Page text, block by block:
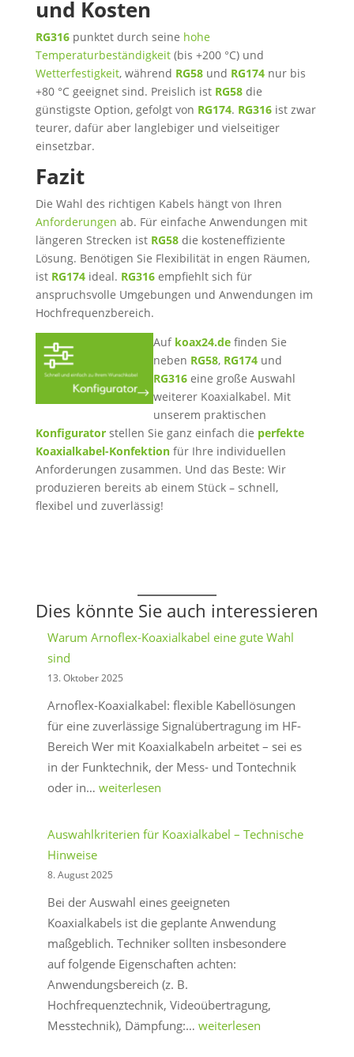
und Kosten
RG316punktet durch seine hohe
Temperaturbeständigkeit(bis +200 °C) und
Wetterfestigkeit, während RG58und RG174nur bis
+80 °C geeignet sind. Preislich ist RG58die
günstigste Option, gefolgt von RG174. RG316ist zwar
teurer, dafür aber langlebiger und vielseitiger
einsetzbar.
Fazit
Die Wahl des richtigen Kabels hängt von Ihren
Anforderungen ab. Für einfache Anwendungen mit
längeren Strecken ist RG58die kosteneffiziente
Lösung. Benötigen Sie Flexibilität in engen Räumen,
ist RG174ideal. RG316empfiehlt sich für
anspruchsvolle Umgebungen und Anwendungen im
Hochfrequenzbereich.
Auf koax24.definden Sie
neben RG58, RG174und
RG316eine große Auswahl
weiterer Koaxialkabel. Mit
unserem praktischen
Konfiguratorstellen Sie ganz einfach die perfekte
Koaxialkabel-Konfektionfür Ihre individuellen
Anforderungen zusammen. Und das Beste: Wir
produzieren bereits ab einem Stück – schnell,
flexibel und zuverlässig!
Dies könnte Sie auch interessieren
Warum Arnoflex-Koaxialkabel eine gute Wahl
sind
13. Oktober 2025
Arnoflex-Koaxialkabel: flexible Kabellösungen
für eine zuverlässige Signalübertragung im HF-
Bereich Wer mit Koaxialkabeln arbeitet – sei es
in der Funktechnik, der Mess- und Tontechnik
oder in… Warum
Koaxialkabel
gute
sind
weiterlesen
Auswahlkriterien für Koaxialkabel – Technische
Hinweise
8. August 2025
Bei der Auswahl eines geeigneten
Koaxialkabels ist die geplante Anwendung
maßgeblich. Techniker sollten insbesondere
auf folgende Eigenschaften achten:
Anwendungsbereich (z. B.
Hochfrequenztechnik, Videoübertragung,
Messtechnik), Dämpfung:… Auswahlkriterien
weiterlesen